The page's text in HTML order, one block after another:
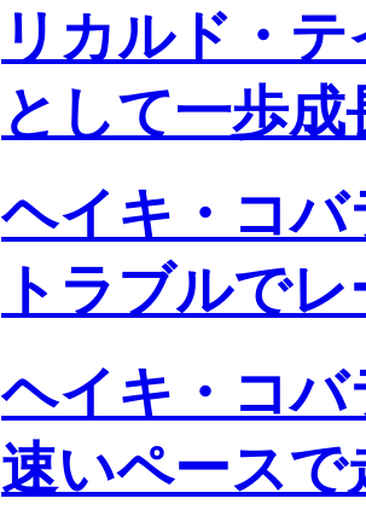
リカルド・
として一歩
ヘイキ・コ
トラブルで
ヘイキ・コ
速いペースで